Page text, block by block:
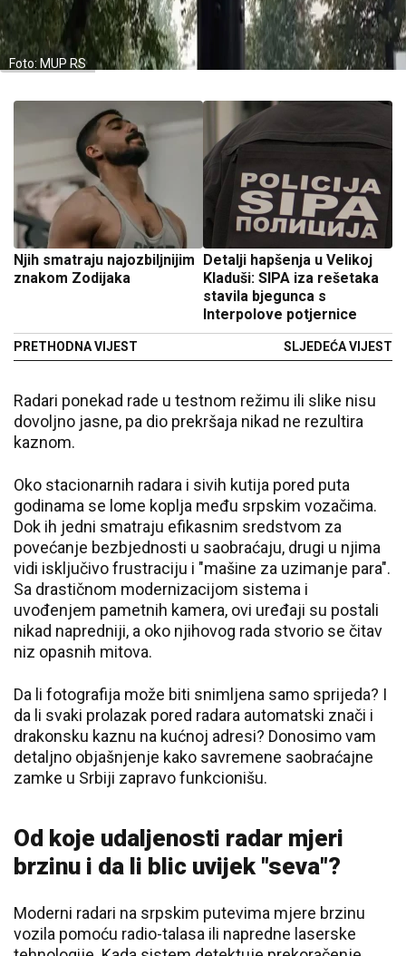
Foto: MUP RS
Njih smatraju najozbiljnijim
znakom Zodijaka
PRETHODNA VIJEST
Detalji hapšenja u Velikoj
Kladuši: SIPA iza rešetaka
stavila bjegunca s
Interpolove potjernice
SLJEDEĆA VIJEST
Radari ponekad rade u testnom režimu ili slike nisu
dovoljno jasne, pa dio prekršaja nikad ne rezultira
kaznom.
Oko stacionarnih radara i sivih kutija pored puta
godinama se lome koplja među srpskim vozačima.
Dok ih jedni smatraju efikasnim sredstvom za
povećanje bezbjednosti u saobraćaju, drugi u njima
vidi isključivo frustraciju i "mašine za uzimanje para".
Sa drastičnom modernizacijom sistema i
uvođenjem pametnih kamera, ovi uređaji su postali
nikad napredniji, a oko njihovog rada stvorio se čitav
niz opasnih mitova.
Da li fotografija može biti snimljena samo sprijeda? I
da li svaki prolazak pored radara automatski znači i
drakonsku kaznu na kućnoj adresi? Donosimo vam
detaljno objašnjenje kako savremene saobraćajne
zamke u Srbiji zapravo funkcionišu.
Od koje udaljenosti radar mjeri
brzinu i da li blic uvijek "seva"?
Moderni radari na srpskim putevima mjere brzinu
vozila pomoću radio-talasa ili napredne laserske